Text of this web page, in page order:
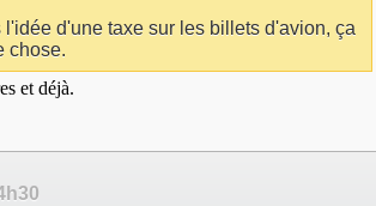
d'une taxe sur les billets d'avion, ça
chose.
et déjà.